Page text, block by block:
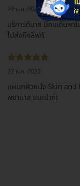
22 ธ.ค. 2022
บริการดีมาก มีคนเดินพ
ไปส่งถึงลิฟท์
22 ธ.ค. 2022
แผนกผิวหนัง Skin and
พยาบาล แนะนำค่ะ